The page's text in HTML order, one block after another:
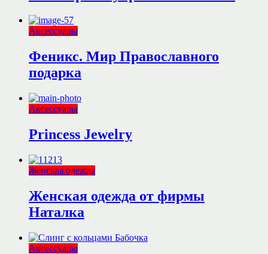
Аксессуары
Феникс. Мир Православного
подарка
Аксессуары
Princess Jewelry
Женская одежда
Женская одежда от фирмы
Наталка
Аксессуары